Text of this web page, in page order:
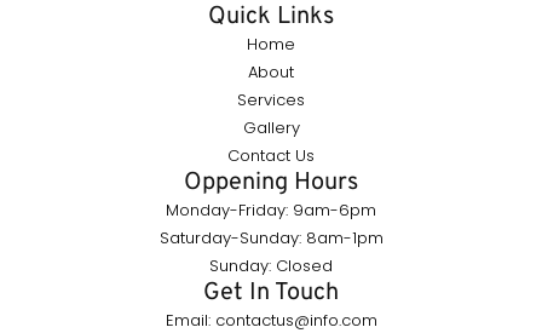
Quick Links
Home
About
Services
Gallery
Contact Us
Oppening Hours
Monday-Friday: 9am-6pm
Saturday-Sunday: 8am-1pm
Sunday: Closed
Get In Touch
Email: contactus@info.com